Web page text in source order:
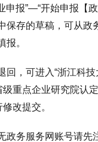
申报”—“开始申报【
保存的草稿，可从政
报。
回，可进入“浙江科技
级重点企业研究院认
改提交。
政务服务网账号请先